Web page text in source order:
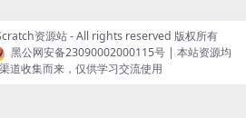
资源站- All rights reserved 版权所有
黑公网安备23090002000115号| 本站资源均
道收集而来，仅供学习交流使用